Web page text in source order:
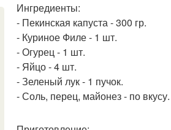
Ингредиенты:
- Пекинская капуста - 300 гр.
- Куриное Филе - 1 шт.
- Огурец - 1 шт.
- Яйцо - 4 шт.
- Зеленый лук - 1 пучок.
- Соль, перец, майонез - по вкусу.